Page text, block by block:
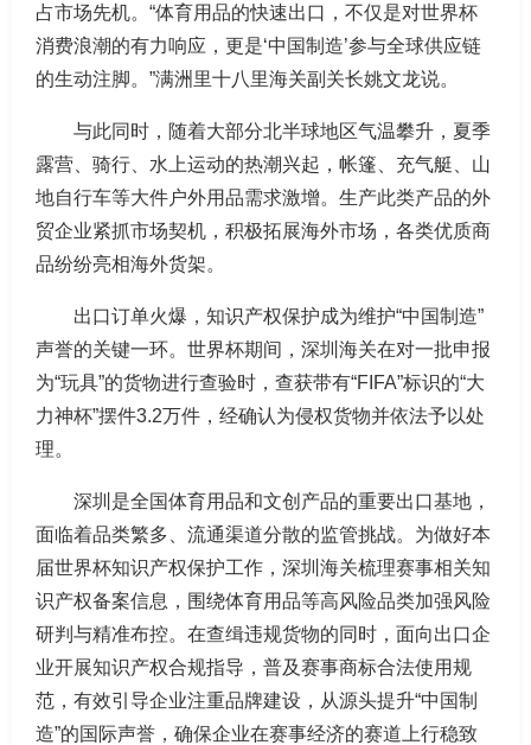
占市场先机。“体育用品的快速出口，不仅是对世界杯
消费浪潮的有力响应，更是‘中国制造’参与全球供应链
的生动注脚。”满洲里十八里海关副关长姚文龙说。
与此同时，随着大部分北半球地区气温攀升，夏季
露营、骑行、水上运动的热潮兴起，帐篷、充气艇、山
地自行车等大件户外用品需求激增。生产此类产品的外
贸企业紧抓市场契机，积极拓展海外市场，各类优质商
品纷纷亮相海外货架。
出口订单火爆，知识产权保护成为维护“中国制造”
声誉的关键一环。世界杯期间，深圳海关在对一批申报
为“玩具”的货物进行查验时，查获带有“FIFA”标识的“大
力神杯”摆件3.2万件，经确认为侵权货物并依法予以处
理。
深圳是全国体育用品和文创产品的重要出口基地，
面临着品类繁多、流通渠道分散的监管挑战。为做好本
届世界杯知识产权保护工作，深圳海关梳理赛事相关知
识产权备案信息，围绕体育用品等高风险品类加强风险
研判与精准布控。在查缉违规货物的同时，面向出口企
业开展知识产权合规指导，普及赛事商标合法使用规
范，有效引导企业注重品牌建设，从源头提升“中国制
造”的国际声誉，确保企业在赛事经济的赛道上行稳致